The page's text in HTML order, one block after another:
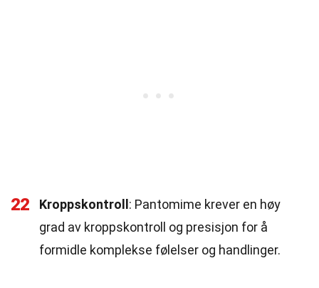
22 Kroppskontroll : Pantomime krever en høy
grad av kroppskontroll og presisjon for å
formidle komplekse følelser og handlinger.